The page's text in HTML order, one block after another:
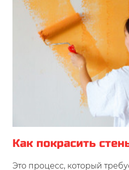
деревянную поверхность с
получите отличный
на сайте или свяжитесь с
(939) 503-08-93, чтобы
и оформить заказ.
Как покрасить
Это процесс, который